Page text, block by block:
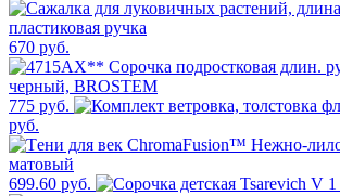
670 руб.
775 руб.
руб.
699.60 руб.